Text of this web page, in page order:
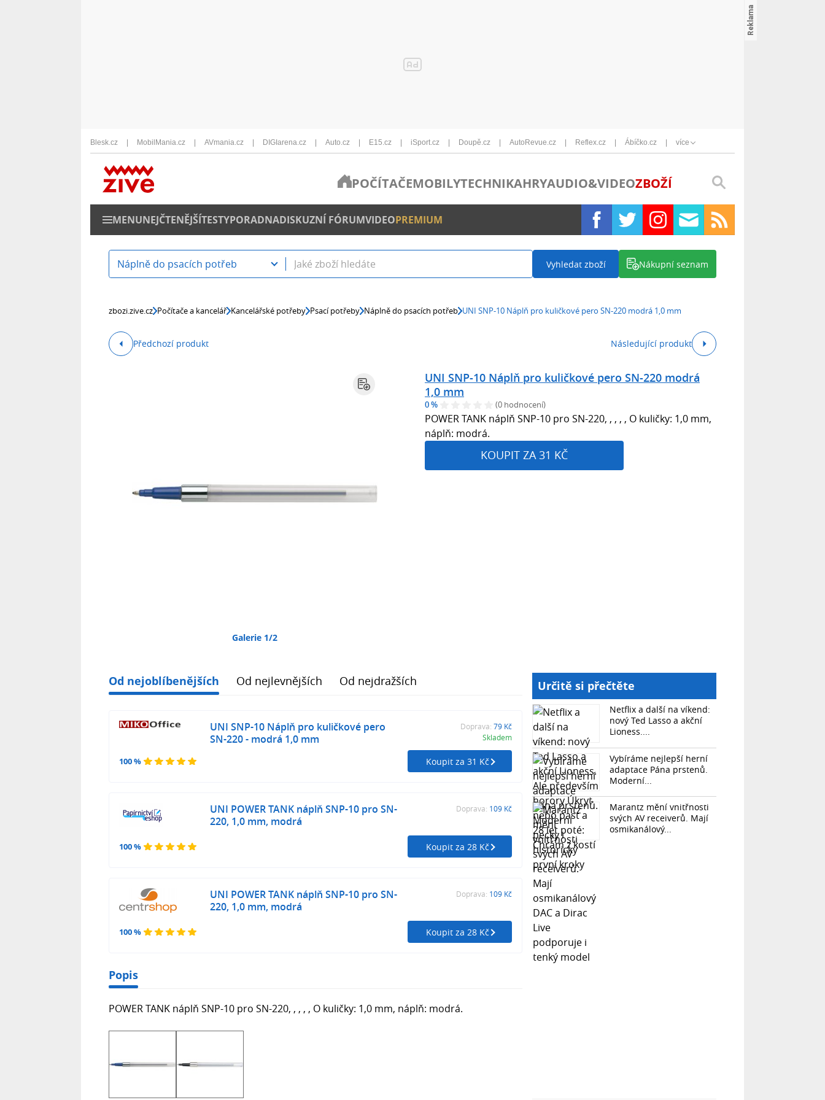
Blesk.cz MobilMania.cz AVmania.cz DIGIarena.cz Auto.cz E15.cz iSport.cz Doupě.cz AutoRevue.cz Reflex.cz Ábíčko.cz více
POČÍTAČEMOBILYTECHNIKAHRYAUDIO&VIDEOZBOŽÍ
MENUNEJČTENĚJŠÍTESTYPORADNADISKUZNÍ FÓRUMVIDEOPREMIUM
Náplně do psacích potřeb Vyhledat zboží Nákupní seznam
zbozi.zive.cz Počítače a kancelář Kancelářské potřeby Psací potřeby Náplně do psacích potřeb UNI SNP-10 Náplň pro kuličkové pero SN-220 modrá 1,0 mm
Předchozí produkt Následující produkt
Galerie 1/2
UNI SNP-10 Náplň pro kuličkové pero SN-220 modrá
1,0 mm
0 % (0 hodnocení)
POWER TANK náplň SNP-10 pro SN-220, , , , , O kuličky: 1,0 mm,
náplň: modrá.
KOUPIT ZA 31 KČ
Od nejoblíbenějších Od nejlevnějších Od nejdražších
100 %
UNI SNP-10 Náplň pro kuličkové pero
SN-220 - modrá 1,0 mm
Doprava: 79 Kč
Skladem
Koupit za 31 Kč
100 %
UNI POWER TANK náplň SNP-10 pro SN-
220, 1,0 mm, modrá
Doprava: 109 Kč
Koupit za 28 Kč
100 %
UNI POWER TANK náplň SNP-10 pro SN-
220, 1,0 mm, modrá
Doprava: 109 Kč
Koupit za 28 Kč
Popis
POWER TANK náplň SNP-10 pro SN-220, , , , , O kuličky: 1,0 mm, náplň: modrá.
Určitě si přečtěte
Netflix a další na víkend:
nový Ted Lasso a akční
Lioness....
Vybíráme nejlepší herní
adaptace Pána prstenů.
Moderní...
Marantz mění vnitřnosti
svých AV receiverů. Mají
osmikanálový...